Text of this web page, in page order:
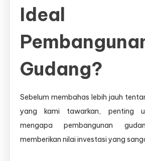
Ideal
Gudang?
Sebelum membahas lebih jauh
yang kami tawarkan, penting
mengapa pembangunan
memberikan nilai investasi yang